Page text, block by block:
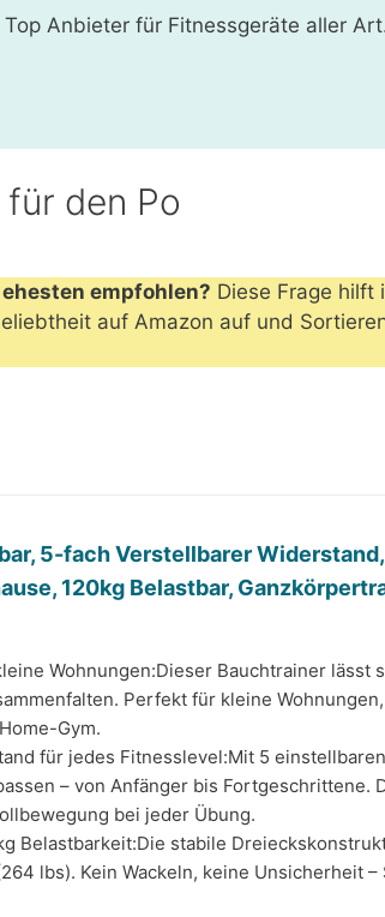
Anbieter für Fitnessgeräte aller
den Po
empfohlen? Diese Frage hilft
auf Amazon auf und
5-fach Verstellbarer
120kg Belastbar,
Wohnungen:Dieser Bauchtrainer lässt
Perfekt für kleine
Gym.
für jedes Fitnesslevel:Mit 5
– von Anfänger bis Fortgeschrittene.
bei jeder Übung.
Belastbarkeit:Die stabile
lbs). Kein Wackeln, keine Unsicherheit